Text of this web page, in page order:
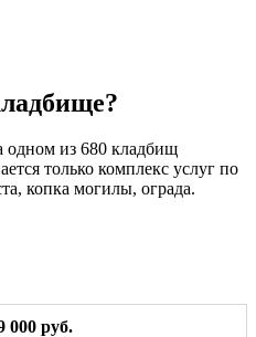
одном из 680 кладбищ
только комплекс услуг по
копка могилы, ограда.
000 руб.